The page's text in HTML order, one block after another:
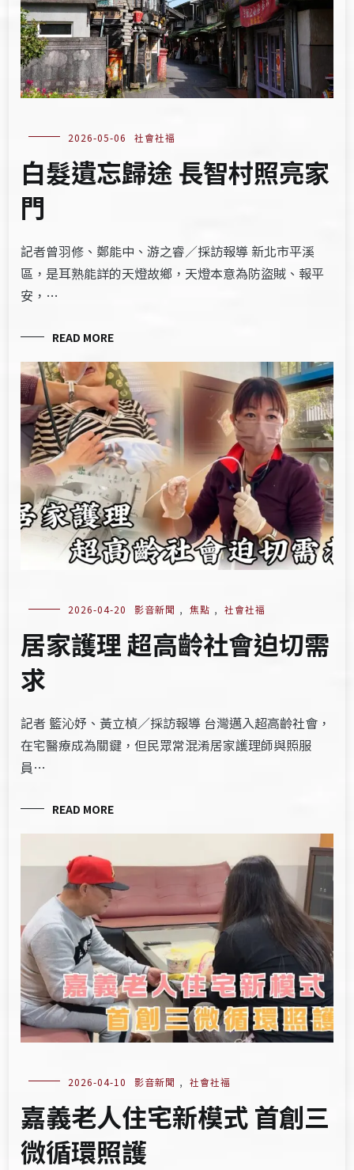
2026-05-06 社會社福
白髮遺忘歸途 長智村照亮家
門
記者曾羽修、鄭能中、游之睿／採訪報導 新北市平溪
區，是耳熟能詳的天燈故鄉，天燈本意為防盜賊、報平
安，…
READ MORE
2026-04-20 影音新聞 , 焦點 , 社會社福
居家護理 超高齡社會迫切需
求
記者 籃沁妤、黃立楨／採訪報導 台灣邁入超高齡社會，
在宅醫療成為關鍵，但民眾常混淆居家護理師與照服
員…
READ MORE
2026-04-10 影音新聞 , 社會社福
嘉義老人住宅新模式 首創三
微循環照護